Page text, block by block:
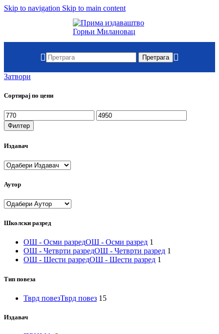
Skip to navigation Skip to main content
Претрага When
Затвори
Сортирај по цени
Филтер
Издавач
Аутор
Школски разред
ОШ - Осми разредОШ - Осми разред 1
ОШ - Четврти разредОШ - Четврти разред 1
ОШ - Шести разредОШ - Шести разред 1
Тип повеза
Тврд повезТврд повез 15
Издавач